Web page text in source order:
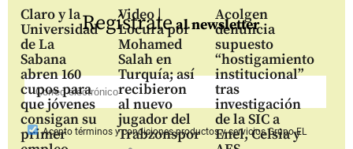
Claro y la
Universidad
de La
Sabana
abren 160
cupos para
que jóvenes
consigan su
primer
Video |
Locura por
Mohamed
Salah en
Turquía; así
recibieron
al nuevo
jugador del
Trabzonspor
Acolgen
denuncia
supuesto
“hostigamiento
institucional”
tras
investigación
de la SIC a
Enel, Celsia y
Regístrateal newsletter
Aceptotérminos y condiciones productos y serviciosGrupo EL